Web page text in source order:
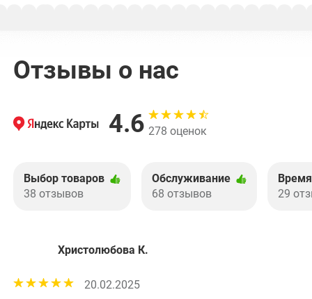
Отзывы о нас
4.6 278 оценок
Выбор товаров
38 отзывов
Обслуживание
68 отзывов
29
Христолюбова К.
20.02.2025